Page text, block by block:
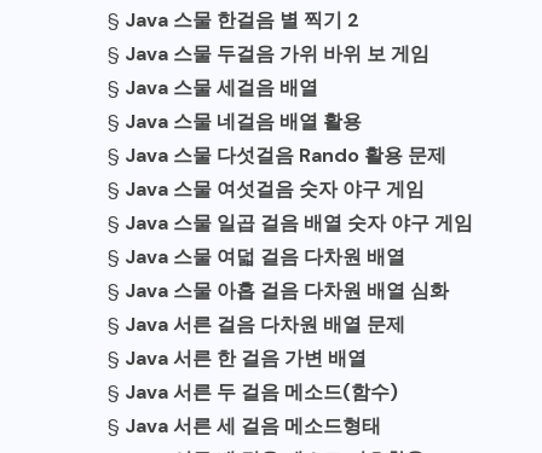
§ Java 스물 한걸음 별 찍기 2
§ Java 스물 두걸음 가위 바위 보 게임
§ Java 스물 세걸음 배열
§ Java 스물 네걸음 배열 활용
§ Java 스물 다섯걸음 Rando 활용 문제
§ Java 스물 여섯걸음 숫자 야구 게임
§ Java 스물 일곱 걸음 배열 숫자 야구 게임
§ Java 스물 여덟 걸음 다차원 배열
§ Java 스물 아홉 걸음 다차원 배열 심화
§ Java 서른 걸음 다차원 배열 문제
§ Java 서른 한 걸음 가변 배열
§ Java 서른 두 걸음 메소드(함수)
§ Java 서른 세 걸음 메소드형태